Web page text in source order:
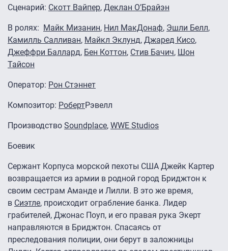
Cценарий: Скотт Вайпер, Деклан О’Брайэн
В ролях: Майк Мизанин, Нил МакДонаф, Эшли Белл,
Камилль Салливан, Майкл Эклунд, Джаред Кисо,
Джеффри Баллард, Бен Коттон, Стив Бачич, Шон
Тайсон
Оператор: Рон Стэннет
Композитор: РобертРэвелл
Производство Soundplace, WWE Studios
Боевик
Сержант Корпуса морской пехоты США Джейк Картер
возвращается из армии в родной город Бриджтон к
своим сестрам Аманде и Лилли. В это же время,
в Сиэтле, происходит ограбление банка. Лидер
грабителей, Джонас Поуп, и его правая рука Экерт
направляются в Бриджтон. Спасаясь от
преследования полиции, они берут в заложницы